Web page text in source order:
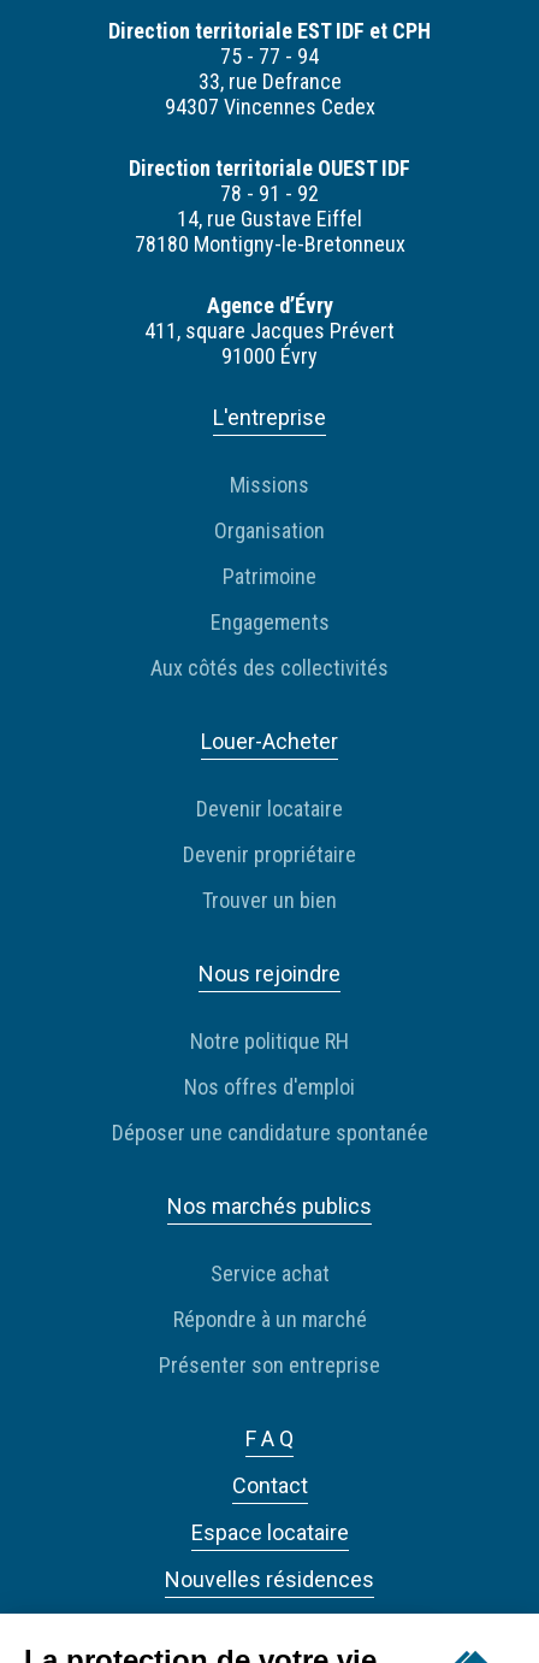
Direction territoriale EST IDF et CPH
75 - 77 - 94
33, rue Defrance
94307 Vincennes Cedex
Direction territoriale OUEST IDF
78 - 91 - 92
14, rue Gustave Eiffel
78180 Montigny-le-Bretonneux
Agence d’Évry
411, square Jacques Prévert
91000 Évry
L'entreprise
Missions
Organisation
Patrimoine
Engagements
Aux côtés des collectivités
Louer-Acheter
Devenir locataire
Devenir propriétaire
Trouver un bien
Nous rejoindre
Notre politique RH
Nos offres d'emploi
Déposer une candidature spontanée
Nos marchés publics
Service achat
Répondre à un marché
Présenter son entreprise
F A Q
Contact
Espace locataire
Nouvelles résidences